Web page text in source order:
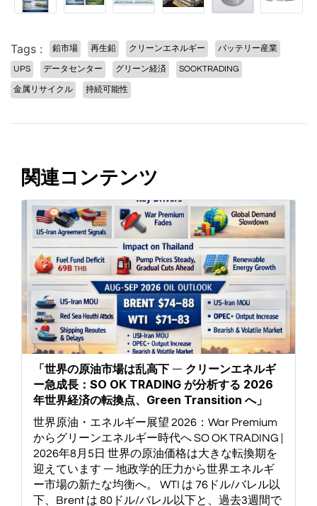
Tags : 鉛市場 再生鉛 クリーンエネルギー バッテリー産業
UPS データセンター グリーン経済 SOOKTRADING
金属リサイクル 持続可能性
関連コンテンツ
「世界の原油市場は乱高下 ― クリーンエネルギ
ー急成長：SO OK TRADING が分析する 2026
年世界経済の転換点、Green Transition へ」
世界原油・エネルギー展望 2026：War Premium
からグリーンエネルギー時代へ SO OK TRADING |
2026年8月5日 世界の原油価格は大きな転換期を
迎えています ― 地政学的圧力から世界エネルギ
ー市場の新たな均衡へ。 WTI は 76ドル/バレル以
下、Brent は 80ドル/バレル以下と、過去3週間で